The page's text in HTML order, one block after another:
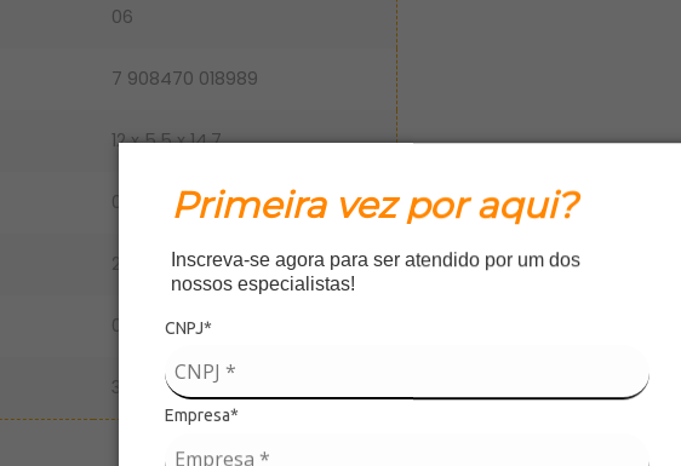
Primeira vez por aqui?
Inscreva-se agora para ser atendido por um dos
nossos especialistas!
CNPJ*
Empresa*
06
7 908470 018989
12 x 5,5 x 14,7
0,070
28,5 x 16,5 x 16,3
0,540
3 7908470018980